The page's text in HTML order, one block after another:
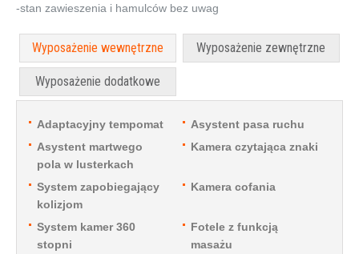
-stan zawieszenia i hamulców bez uwag
Wyposażenie wewnętrzne Wyposażenie zewnętrzne
Wyposażenie dodatkowe
Adaptacyjny tempomat
Asystent pasa ruchu
Asystent martwego
pola w lusterkach
Kamera czytająca znaki
System zapobiegający
kolizjom
Kamera cofania
System kamer 360
stopni
Fotele z funkcją
masażu